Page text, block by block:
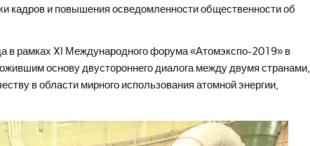
кадров и повышения осведомленности общественности об
в рамках XI Международного форума «Атомэкспо-2019» в
основу двустороннего диалога между двумя странами,
в области мирного использования атомной энергии,